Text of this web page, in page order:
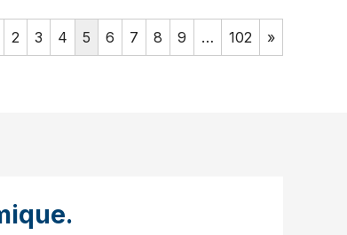
2 3 4 5 6 7 8 9 … 102 »